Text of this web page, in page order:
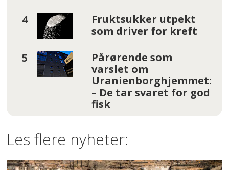
Fruktsukker utpekt
som driver for kreft
Pårørende som
varslet om
Uranienborghjemmet:
– De tar svaret for god
fisk
Les flere nyheter: